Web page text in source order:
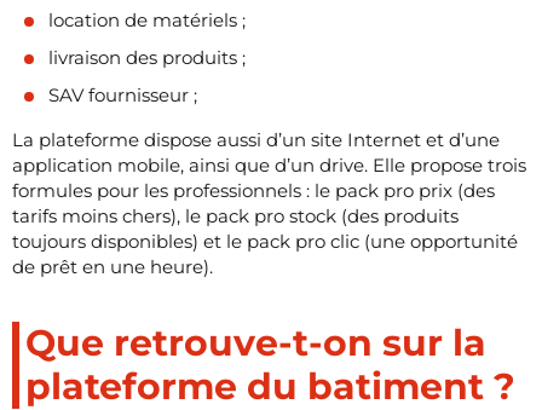
location de matériels ;
livraison des produits ;
SAV fournisseur ;
La plateforme dispose aussi d’un site Internet et d’une
application mobile, ainsi que d’un drive. Elle propose trois
formules pour les professionnels : le pack pro prix (des
tarifs moins chers), le pack pro stock (des produits
toujours disponibles) et le pack pro clic (une opportunité
de prêt en une heure).
Que retrouve-t-on sur la
plateforme du batiment ?